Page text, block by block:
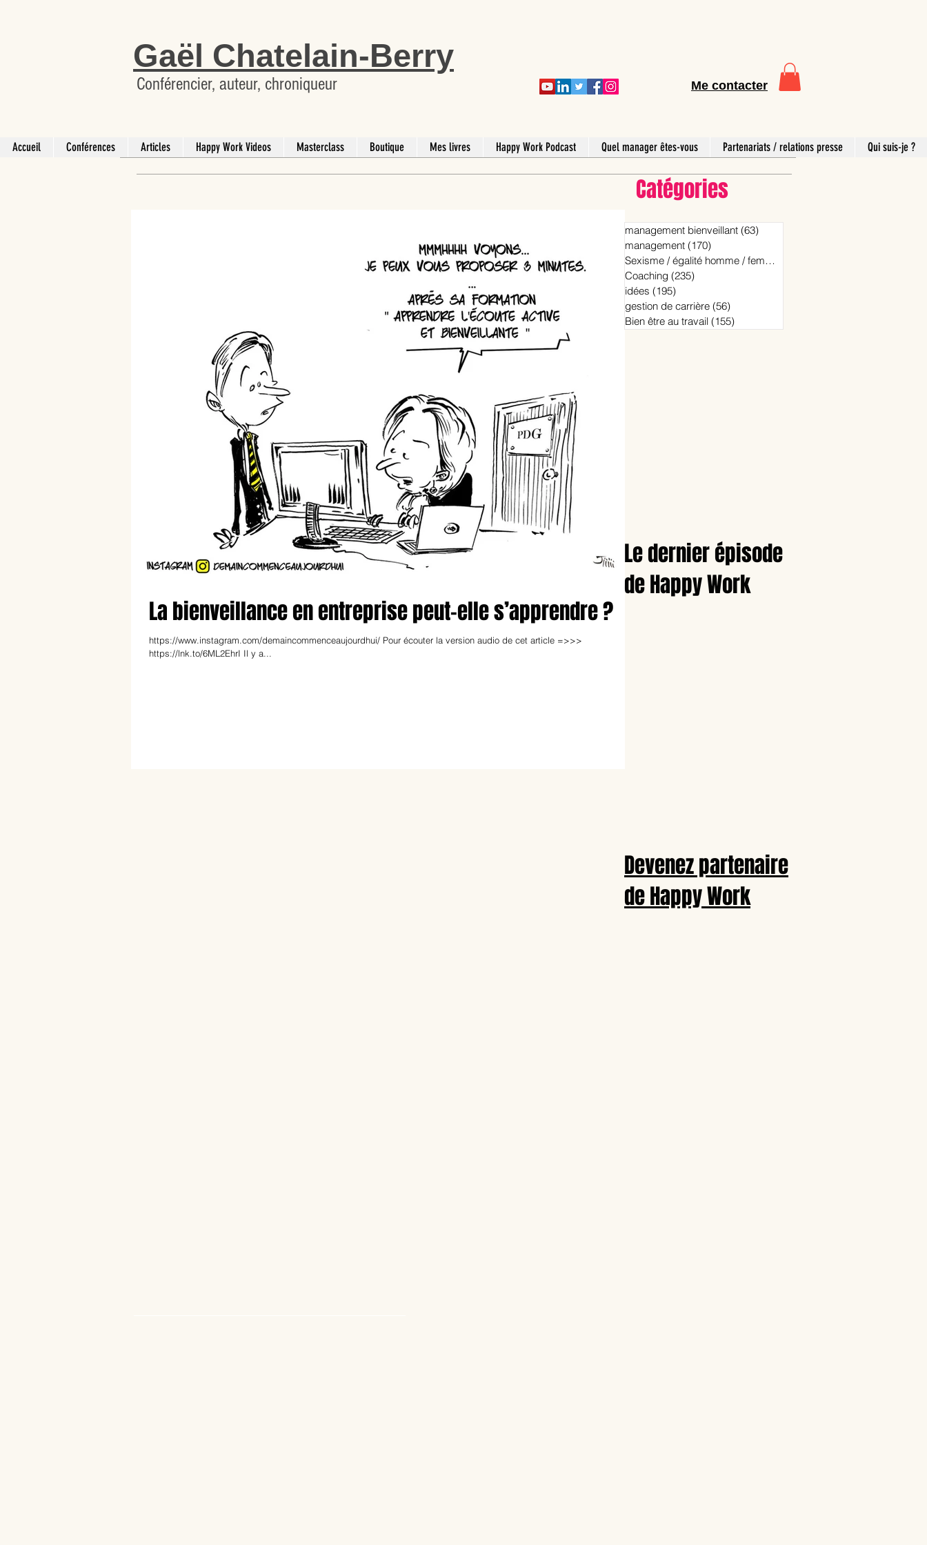
Gaël Chatelain-Berry
Conférencier, auteur, chroniqueur Me contacter
Accueil Conférences Articles Happy Work Videos Masterclass Boutique Mes livres Happy Work Podcast Quel manager êtes-vous Partenariats / relations presse Qui suis-je ?
Catégories
La bienveillance en entreprise peut-elle s’apprendre ?
https://www.instagram.com/demaincommenceaujourdhui/ Pour écouter la version audio de cet article =>>>
https://lnk.to/6ML2EhrI Il y a...
management bienveillant (63)
management (170)
Sexisme / égalité homme / femme
Coaching (235)
idées (195)
gestion de carrière (56)
Bien être au travail (155)
Le dernier épisode
de Happy Work
Devenez partenaire
de Happy Work